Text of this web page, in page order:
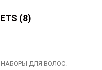
(8)
НАБОРЫ ДЛЯ ВОЛОС.